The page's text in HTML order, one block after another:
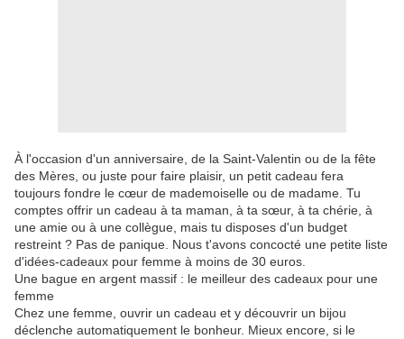
À l'occasion d'un anniversaire, de la Saint-Valentin ou de la fête
des Mères, ou juste pour faire plaisir, un petit cadeau fera
toujours fondre le cœur de mademoiselle ou de madame. Tu
comptes offrir un cadeau à ta maman, à ta sœur, à ta chérie, à
une amie ou à une collègue, mais tu disposes d'un budget
restreint ? Pas de panique. Nous t'avons concocté une petite liste
d'idées-cadeaux pour femme à moins de 30 euros.
Une bague en argent massif : le meilleur des cadeaux pour une
femme
Chez une femme, ouvrir un cadeau et y découvrir un bijou
déclenche automatiquement le bonheur. Mieux encore, si le